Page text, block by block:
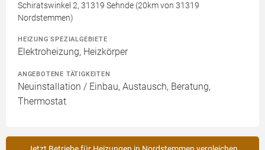
Schiratswinkel 2, 31319 Sehnde (20km von 31319
Nordstemmen)
HEIZUNG SPEZIALGEBIETE
Elektroheizung, Heizkörper
ANGEBOTENE TÄTIGKEITEN
Neuinstallation / Einbau, Austausch, Beratung,
Thermostat